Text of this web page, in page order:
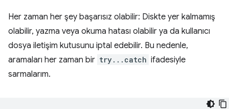
Her zaman her şey başarısız olabilir: Diskte yer kalmamış
olabilir, yazma veya okuma hatası olabilir ya da kullanıcı
dosya iletişim kutusunu iptal edebilir. Bu nedenle,
aramaları her zaman bir try...catch ifadesiyle
sarmalarım.